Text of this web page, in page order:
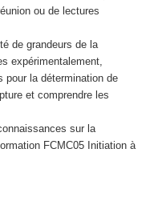
ou de lectures
de grandeurs de la
expérimentalement,
pour la détermination de
et comprendre les
sur la
FCMC05 Initiation à